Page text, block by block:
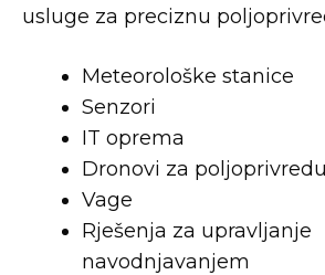
usluge za preciznu
Meteorološke stanice
Senzori
IT oprema
Dronovi za poljoprivredu
Vage
Rješenja za upravljanje
navodnjavanjem